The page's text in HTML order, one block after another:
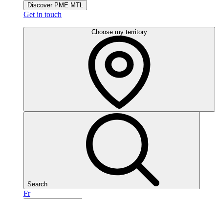
Discover PME MTL
Get in touch
Choose my territory
Search
Fr